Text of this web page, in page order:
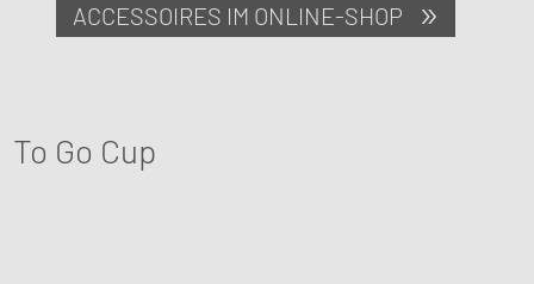
ACCESSOIRES IM ONLINE-SHOP
To Go Cup